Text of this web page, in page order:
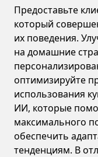
Предоставьте
который
их поведения.
на домашние
оптимизируйте
использования
ИИ, которые
максимального
обеспечить
тенденциям. В